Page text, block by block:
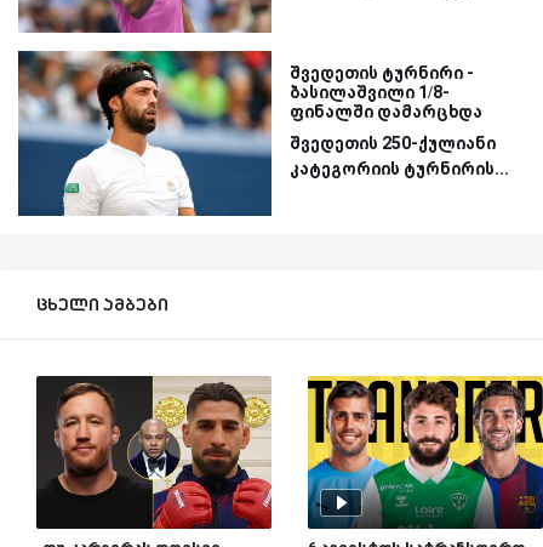
შვედეთის ტურნირი -
ბასილაშვილი 1/8-
ფინალში დამარცხდა
შვედეთის 250-ქულიანი
კატეგორიის ტურნირის...
ცხელი ამბები